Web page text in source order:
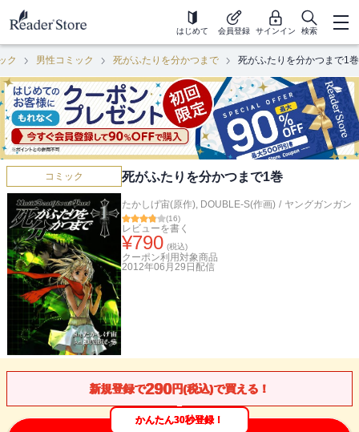
はじめて 会員登録 サインイン 検索
ク 男性コミック 死がふたりを分かつまで 死がふたりを分かつまで1巻
コミック 死がふたりを分かつまで1巻
たかしげ宙(原作), DOUBLE-S(作画) / ヤングガンガン
(16)
レビューを書く
¥790 (税込)
クーポン利用対象商品
2012年06月29日 配信
新規登録で290円(税込)で買える！
かんたん30秒登録！